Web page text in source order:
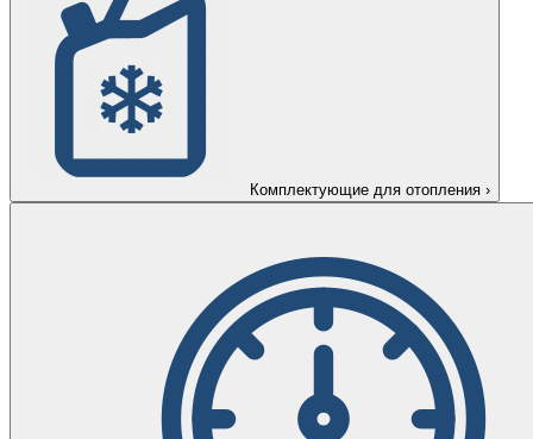
Комплектующие для отопления ›